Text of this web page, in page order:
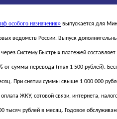
особого назначения» выпускается для
ведомств России. Выпуск
Систему Быстрых платежей
от суммы перевода (max 1 500 рублей).
При снятии суммы свыше 1 000 000
ЖКУ, сотовой связи, интернета,
тысяч рублей в месяц. Годовое